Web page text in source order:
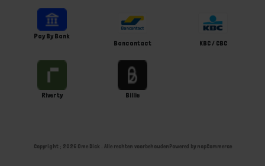
Pay By Bank
Bancontact
KBC / CBC
Riverty Billie
Copyright ; 2026 Ome Dick . Alle rechten voorbehoudenPowered by nopCommerce